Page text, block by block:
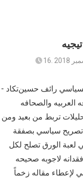
2018
مقال بصفحة 77 الكاتب والمحلل والباحث السياسي رائف حسين‪- تكاد
والصحافه
تربط من بعيد ومن
سياسي بصفقة
لعبة الورق تصلح لكل
لاجوبه صحيحه
لإعطاء مقاله زخماً